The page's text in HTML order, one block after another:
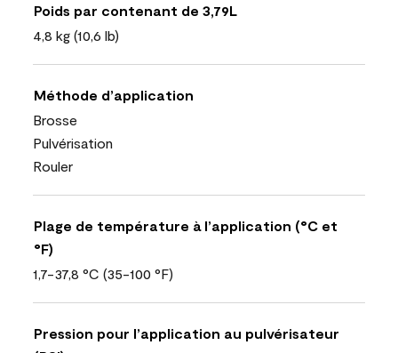
Poids par contenant de 3,79L
4,8 kg (10,6 lb)
Méthode d’application
Brosse
Pulvérisation
Rouler
Plage de température à l’application (°C et
°F)
1,7-37,8 °C (35-100 °F)
Pression pour l’application au pulvérisateur